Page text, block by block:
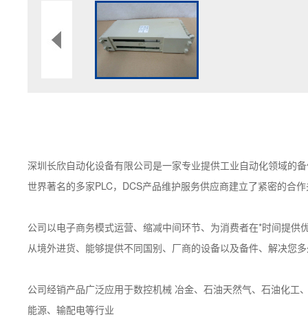
深圳长欣自动化设备有限公司是一家专业提供工业自动化领域的
世界著名的多家PLC，DCS产品维护服务供应商建立了紧密的合
公司以电子商务模式运营、缩减中间环节、为消费者在*时间提
从境外进货、能够提供不同国别、厂商的设备以及备件、解决您
公司经销产品广泛应用于数控机械 冶金、石油天然气、石油化
能源、输配电等行业